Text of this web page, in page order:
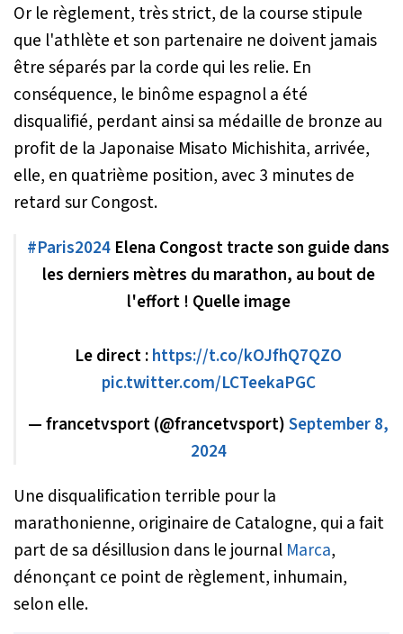
Or le règlement, très strict, de la course stipule
que l'athlète et son partenaire ne doivent jamais
être séparés par la corde qui les relie. En
conséquence, le binôme espagnol a été
disqualifié, perdant ainsi sa médaille de bronze au
profit de la Japonaise Misato Michishita, arrivée,
elle, en quatrième position, avec 3 minutes de
retard sur Congost.
#Paris2024 ‍Elena Congost tracte son guide dans
les derniers mètres du marathon, au bout de
l'effort ! Quelle image
Le direct :https://t.co/kOJfhQ7QZO
pic.twitter.com/LCTeekaPGC
— francetvsport (@francetvsport)September 8,
2024
Une disqualification terrible pour la
marathonienne, originaire de Catalogne, qui a fait
part de sa désillusion dans le journal Marca,
dénonçant ce point de règlement, inhumain,
selon elle.